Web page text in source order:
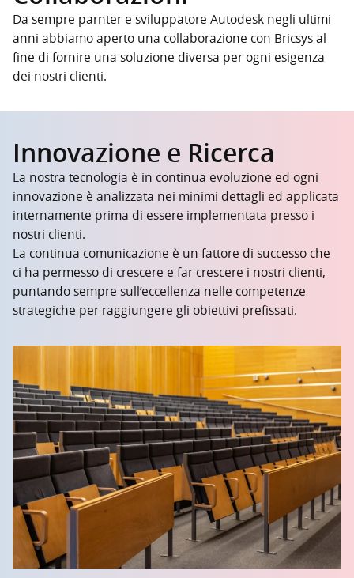
Da sempre parnter e sviluppatore Autodesk negli ultimi
anni abbiamo aperto una collaborazione con Bricsys al
fine di fornire una soluzione diversa per ogni esigenza
dei nostri clienti.
Innovazione e Ricerca
La nostra tecnologia è in continua evoluzione ed ogni
innovazione è analizzata nei minimi dettagli ed applicata
internamente prima di essere implementata presso i
nostri clienti.
La continua comunicazione è un fattore di successo che
ci ha permesso di crescere e far crescere i nostri clienti,
puntando sempre sull’eccellenza nelle competenze
strategiche per raggiungere gli obiettivi prefissati.